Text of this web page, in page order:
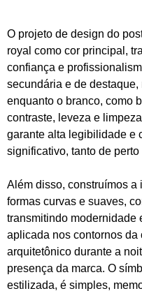
O projeto de design do
royal como cor principal,
confiança e
secundária e de
enquanto o branco, como
contraste, leveza e
garante alta legibilidade e
significativo, tanto de
Além disso, construímos
formas curvas e suaves,
transmitindo modernidade
aplicada nos contornos da
arquitetônico durante a
presença da marca. O
estilizada, é simples,